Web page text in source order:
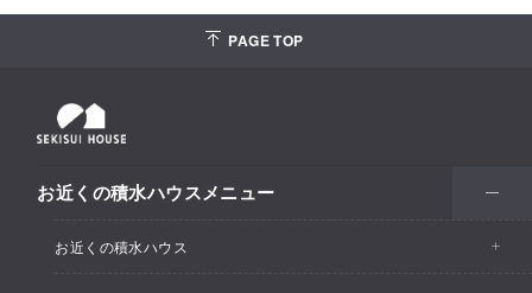
PAGE TOP
お近くの積水ハウスメニュー
お近くの積水ハウス